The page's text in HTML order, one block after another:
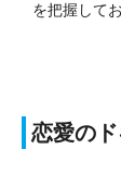
を把握して
恋愛の